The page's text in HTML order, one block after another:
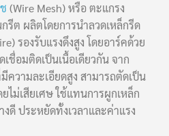
(Wire Mesh) หรือ ตะแกรง
รีต ผลิตโดยการนำลวดเหล็กรีด
รองรับแรงดึงสูง โดยอาร์คด้วย
ชื่อมติดเป็นเนื้อเดียวกัน จาก
ความละเอียดสูง สามารถตัดเป็น
ไม่เสียเศษ ใช้แทนการผูกเหล็ก
งดี ประหยัดทั้งเวลาและค่าแรง